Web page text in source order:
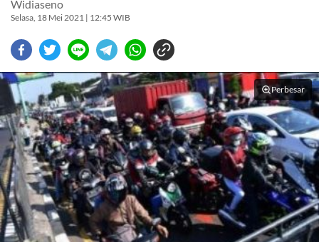
Widiaseno
Selasa, 18 Mei 2021 | 12:45 WIB
Perbesar